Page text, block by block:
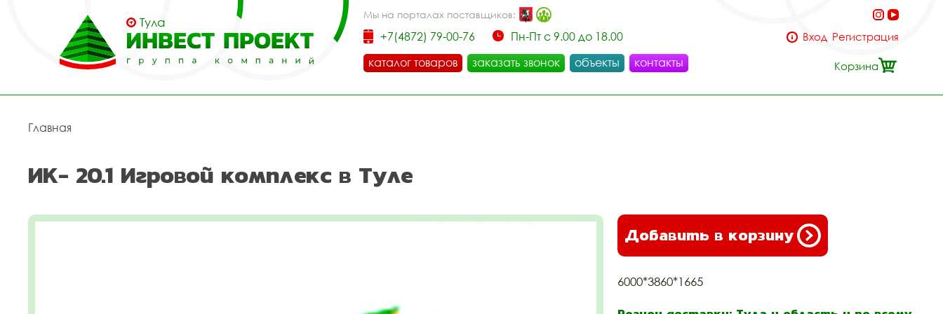
Тула
Мы на порталах поставщиков:
+7(4872) 79-00-76
Пн-Пт с 9.00 до 18.00
каталог товаров
заказать звонок объекты контакты
Вход Регистрация
Корзина
Главная
ИК- 20.1 Игровой комплекс в Туле
Добавить в корзину
6000*3860*1665